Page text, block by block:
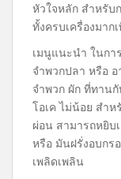
หัวใจหลัก สำหรับ
ทั้งครบเครื่องมา
เมนูแนะนำ ในก
จำพวกปลา หรือ
จำพวก ผัก ที่ทานกั
โอเค ไม่น้อย สำ
ผ่อน สามารถหยิบ
หรือ มันฝรั่งอบกร
เพลิดเพลิน